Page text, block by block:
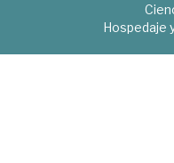
Hospedaje